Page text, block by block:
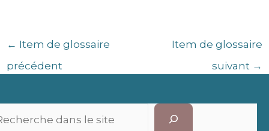
← Item de glossaire
précédent
Item de glossaire
suivant →